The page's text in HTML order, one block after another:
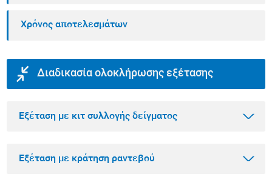
Χρόνος αποτελεσμάτων
Διαδικασία ολοκλήρωσης εξέτασης
Εξέταση με κιτ συλλογής δείγματος
Εξέταση με κράτηση ραντεβού